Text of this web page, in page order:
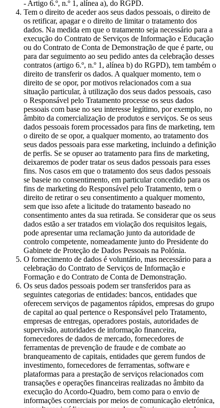
- Artigo 6.º, n.º 1, alínea a), do RGPD.
Tem o direito de aceder aos seus dados pessoais, o direito de
os retificar, apagar e o direito de limitar o tratamento dos
dados. Na medida em que o tratamento seja necessário para a
execução do Contrato de Serviços de Informação e Educação
ou do Contrato de Conta de Demonstração de que é parte, ou
para dar seguimento ao seu pedido antes da celebração desses
contratos (artigo 6.º, n.º 1, alínea b) do RGPD), tem também o
direito de transferir os dados. A qualquer momento, tem o
direito de se opor, por motivos relacionados com a sua
situação particular, à utilização dos seus dados pessoais, caso
o Responsável pelo Tratamento processe os seus dados
pessoais com base no seu interesse legítimo, por exemplo, no
âmbito da comercialização de produtos e serviços. Se os seus
dados pessoais forem processados para fins de marketing, tem
o direito de se opor, a qualquer momento, ao tratamento dos
seus dados pessoais para esse marketing, incluindo a definição
de perfis. Se se opuser ao tratamento para fins de marketing,
deixaremos de poder tratar os seus dados pessoais para esses
fins. Nos casos em que o tratamento dos seus dados pessoais
se baseie no consentimento, em particular concedido para os
fins de marketing do Responsável pelo Tratamento, tem o
direito de retirar o seu consentimento a qualquer momento,
sem que isso afete a licitude do tratamento baseado no
consentimento antes da sua retirada. Se considerar que os seus
dados estão a ser tratados em violação dos requisitos legais,
pode apresentar uma reclamação junto da autoridade de
controlo competente, nomeadamente junto do Presidente do
Gabinete de Proteção de Dados Pessoais na Polónia.
O fornecimento de dados é voluntário, mas necessário para a
celebração do Contrato de Serviços de Informação e
Formação e do Contrato de Conta de Demonstração.
Os seus dados pessoais podem ser transferidos para as
seguintes categorias de entidades: bancos, entidades que
oferecem serviços de pagamentos rápidos, empresas do grupo
de capital ao qual pertence o Responsável pelo Tratamento,
empresas de entregas, operadores postais, autoridades de
supervisão, autoridades de informação financeira,
fornecedores de dados de mercado, fornecedores de
ferramentas de prevenção de fraude e de combate ao
branqueamento de capitais, entidades que gerem fundos de
investimento, fornecedores de ferramentas, software e
plataformas para a prestação de serviços relacionados com
transações e operações financeiras realizadas no âmbito da
execução do Acordo-Quadro, bem como para o envio de
informações comerciais por meios de comunicação eletrónica,